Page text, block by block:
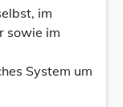
im
sowie im
System um